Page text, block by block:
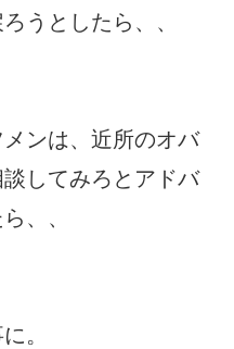
うとしたら、、
ンは、近所のオバ
してみろとアドバ
、、
。